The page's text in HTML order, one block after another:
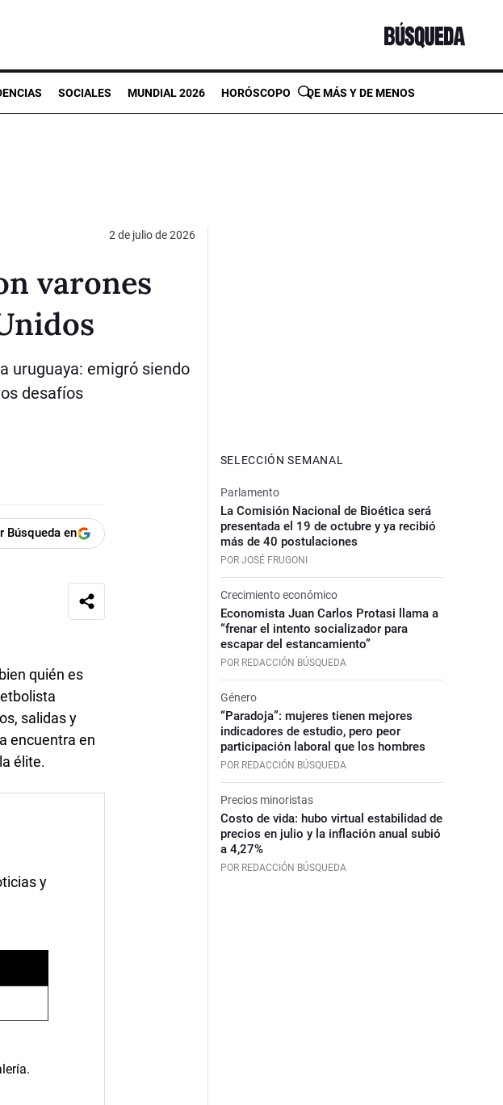
SOCIALES MUNDIAL 2026 HORÓSCOPO DE MÁS Y DE MENOS
2 de julio de 2026
varones
uruguaya: emigró siendo
desafíos
Búsqueda en
quién es
salidas y
encuentra en
élite.
y
SELECCIÓN SEMANAL
Parlamento
La Comisión Nacional de Bioética será
presentada el 19 de octubre y ya recibió
más de 40 postulaciones
POR JOSÉ FRUGONI
Crecimiento económico
Economista Juan Carlos Protasi llama a
“frenar el intento socializador para
escapar del estancamiento”
POR REDACCIÓN BÚSQUEDA
Género
“Paradoja”: mujeres tienen mejores
indicadores de estudio, pero peor
participación laboral que los hombres
POR REDACCIÓN BÚSQUEDA
Precios minoristas
Costo de vida: hubo virtual estabilidad de
precios en julio y la inflación anual subió
a 4,27%
POR REDACCIÓN BÚSQUEDA